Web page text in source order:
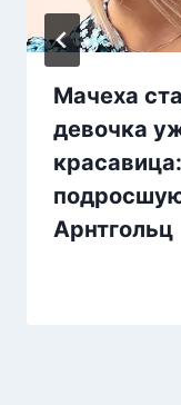
Мачеха
девочка
Арнтгольц